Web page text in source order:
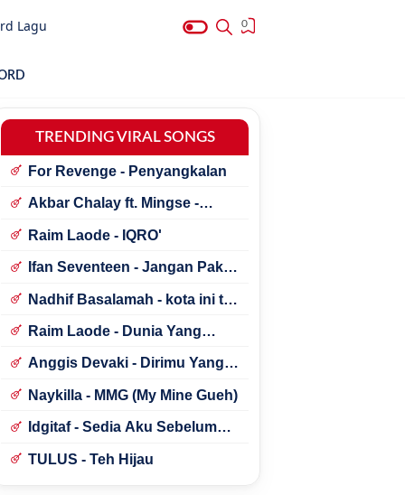
Lagu 0
TRENDING VIRAL SONGS
For Revenge - Penyangkalan
Akbar Chalay ft. Mingse -
Raim Laode - IQRO'
Ifan Seventeen - Jangan Paksa
Nadhif Basalamah - kota ini tak
Raim Laode - Dunia Yang
Anggis Devaki - Dirimu Yang
Naykilla - MMG (My Mine Gueh)
Idgitaf - Sedia Aku Sebelum
TULUS - Teh Hijau